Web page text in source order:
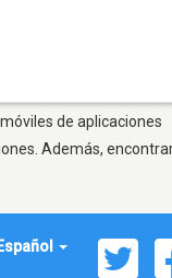
de aplicaciones
Además,
Español